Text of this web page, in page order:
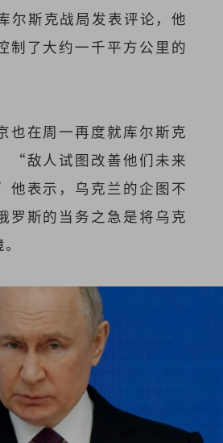
尔斯克战局发表评论，他
制了大约一千平方公里的
也在周一再度就库尔斯克
“敌人试图改善他们未来
他表示，乌克兰的企图不
罗斯的当务之急是将乌克